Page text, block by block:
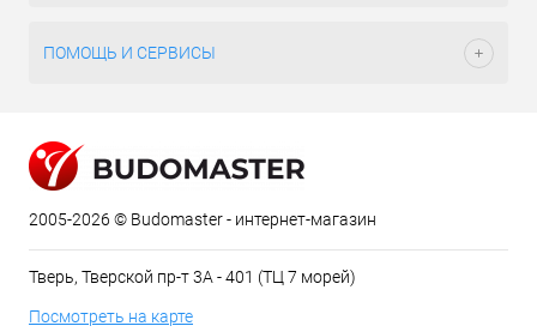
ПОМОЩЬ И СЕРВИСЫ
2005-2026 © Budomaster - интернет-магазин
Тверь, Тверской пр-т 3А - 401 (ТЦ 7 морей)
Посмотреть на карте